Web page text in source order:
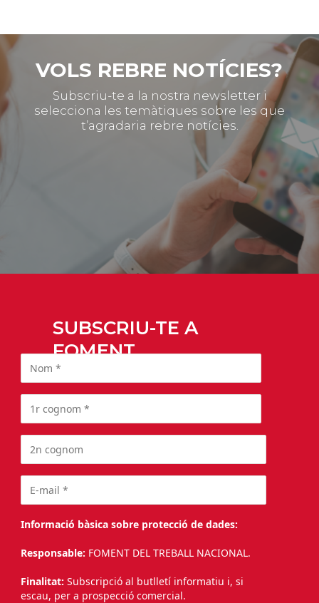
VOLS REBRE NOTÍCIES?
Subscriu-te a la nostra newsletter i
selecciona les temàtiques sobre les que
t’agradaria rebre notícies.
SUBSCRIU-TE A
FOMENT
Informació bàsica sobre protecció de dades:
Responsable: FOMENT DEL TREBALL NACIONAL.
Finalitat: Subscripció al butlletí informatiu i, si
escau, per a prospecció comercial.